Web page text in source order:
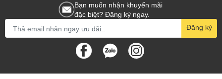
Bạn muốn nhận khuyến mãi
đặc biệt? Đăng ký ngay.
Đăng ký